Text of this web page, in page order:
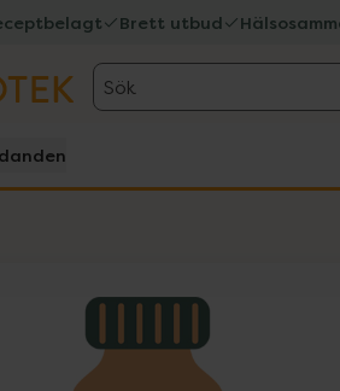
Brett utbud
Sök
. Innehåller 1 objekt.